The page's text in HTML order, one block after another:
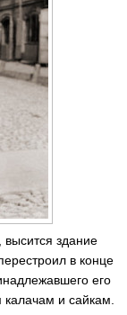
высится здание
в конце
его
и сайкам.